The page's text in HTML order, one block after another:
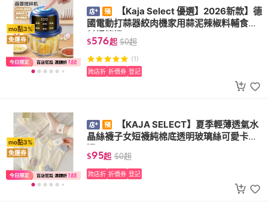
mo點3%
免運券
【Kaja Select 優選】2026新款】德
國電動打蒜器絞肉機家用蒜泥辣椒料輔食飼
料攪拌機
$576起 $0起
(1)
跨店折 折價券 登記
mo點3%
免運券
【KAJA SELECT】夏季輕薄透氣水
晶絲襪子女短襪純棉底透明玻璃絲可愛卡
通...
$95起 $0起
跨店折 折價券 登記